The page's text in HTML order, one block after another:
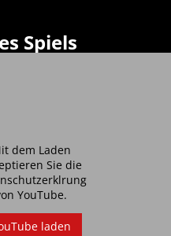
Spiels
dem Laden
Sie die
YouTube.
laden